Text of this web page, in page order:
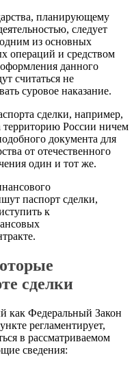
планирующему
следует
одним из основных
операций и средством
данного
считаться не
суровое наказание.
сделки, например,
территорию России ничем
документа для
от отечественного
один и тот же.
паспорт сделки,
к
сделки
как Федеральный Закон
регламентирует,
в рассматриваемом
сведения: